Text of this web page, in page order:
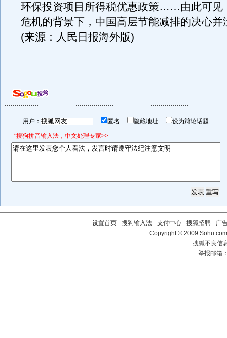
环保投资项目所得税优惠政策……由此可见
危机的背景下，中国高层节能减排的决心并
(来源：人民日报海外版)
用户： 匿名 隐藏地址 设为辩论话题
*搜狗拼音输入法，中文处理专家>>
设置首页 - 搜狗输入法 - 支付中心 - 搜狐招聘 - 广
Copyright © 2009
搜狐不良信
举报邮箱